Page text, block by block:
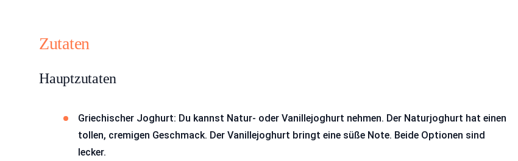
Zutaten
Hauptzutaten
Griechischer Joghurt: Du kannst Natur- oder Vanillejoghurt nehmen. Der Naturjoghurt hat einen
tollen, cremigen Geschmack. Der Vanillejoghurt bringt eine süße Note. Beide Optionen sind
lecker.